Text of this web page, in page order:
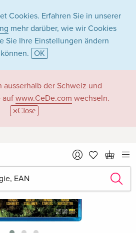
Cookies. Erfahren Sie in unserer
mehr darüber, wie wir Cookies
Sie Ihre Einstellungen ändern
können. OK
ausserhalb der Schweiz und
aufwww.CeDe.com wechseln.
Close
›